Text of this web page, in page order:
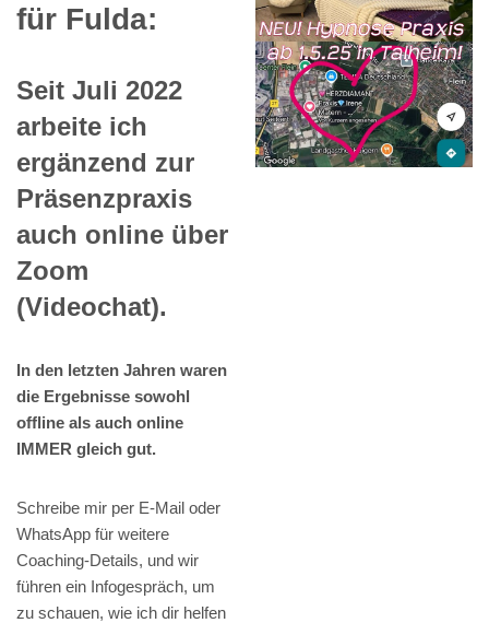
für Fulda:
Seit Juli 2022
arbeite ich
ergänzend zur
Präsenzpraxis
auch online über
Zoom
(Videochat).
In den letzten Jahren waren
die Ergebnisse sowohl
offline als auch online
IMMER gleich gut.
Schreibe mir per E-Mail oder
WhatsApp für weitere
Coaching-Details, und wir
führen ein Infogespräch, um
zu schauen, wie ich dir helfen